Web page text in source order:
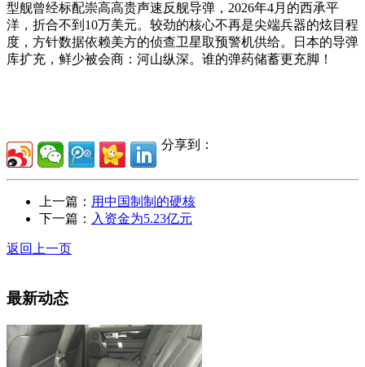
型舰曾经标配崇高高贵声速反舰导弹，2026年4月的西承平
洋，折合不到10万美元。较劲的核心不再是尖端兵器的炫目程
度，方针数据依赖美方的侦查卫星取预警机供给。日本的导弹
库扩充，鲜少被会商：河山纵深。谁的弹药储蓄更充脚！
分享到：
上一篇： 用中国制制的硬核
下一篇： 入资金为5.23亿元
返回上一页
最新动态